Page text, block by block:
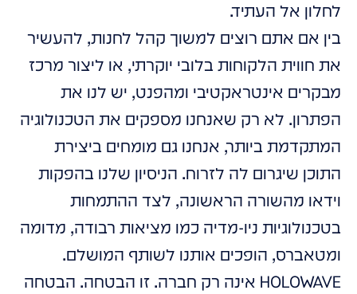
לחלון אל העתיד.
בין אם אתם רוצים למשוך קהל לחנות, להעשיר
את חווית הלקוחות בלובי יוקרתי, או ליצור מרכז
מבקרים אינטראקטיבי ומהפנט, יש לנו את
הפתרון. לא רק שאנחנו מספקים את הטכנולוגיה
המתקדמת ביותר, אנחנו גם מומחים ביצירת
התוכן שיגרום לה לזרוח. הניסיון שלנו בהפקות
וידאו מהשורה הראשונה, לצד ההתמחות
בטכנולוגיות ניו-מדיה כמו מציאות רבודה, מדומה
ומטאברס, הופכים אותנו לשותף המושלם.
HOLOWAVE אינה רק חברה. זו הבטחה. הבטחה